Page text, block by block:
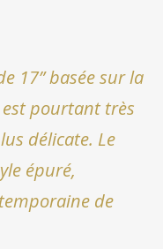
17” basée sur la
pourtant très
délicate. Le
épuré,
de